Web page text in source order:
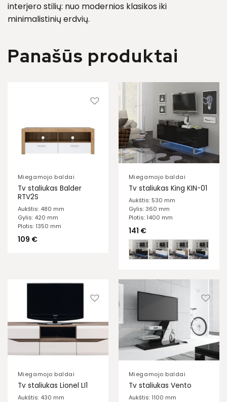
interjero stilių: nuo modernios klasikos iki
minimalistinių erdvių.
Panašūs produktai
Miegamojo baldai
Tv staliukas Balder
RTV2S
Aukštis: 480 mm
Gylis: 420 mm
Plotis: 1350 mm
109 €
Miegamojo baldai
Tv staliukas King KIN-01
Aukštis: 530 mm
Gylis: 360 mm
Plotis: 1400 mm
141 €
Miegamojo baldai
Tv staliukas Lionel LI1
Aukštis: 430 mm
Miegamojo baldai
Tv staliukas Vento
Aukštis: 1100 mm